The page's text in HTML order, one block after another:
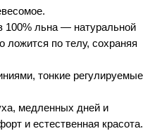
100% льна — натуральной
ложится по телу, сохраняя
тонкие регулируемые
медленных дней и
и естественная красота.